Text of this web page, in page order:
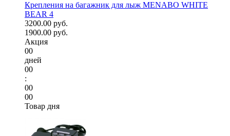
Крепления на багажник для лыж MENABO WHITE
BEAR 4
3200.00 руб.
1900.00 руб.
Акция
00
дней
00
:
00
00
Товар дня